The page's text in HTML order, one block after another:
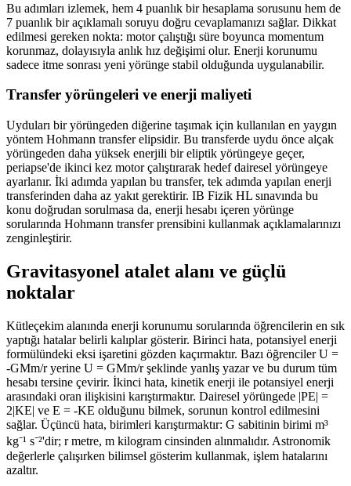
Bu adımları izlemek, hem 4 puanlık bir hesaplama sorusunu hem de
7 puanlık bir açıklamalı soruyu doğru cevaplamanızı sağlar. Dikkat
edilmesi gereken nokta: motor çalıştığı süre boyunca momentum
korunmaz, dolayısıyla anlık hız değişimi olur. Enerji korunumu
sadece itme sonrası yeni yörünge stabil olduğunda uygulanabilir.
Transfer yörüngeleri ve enerji maliyeti
Uyduları bir yörüngeden diğerine taşımak için kullanılan en yaygın
yöntem Hohmann transfer elipsidir. Bu transferde uydu önce alçak
yörüngeden daha yüksek enerjili bir eliptik yörüngeye geçer,
periapse'de ikinci kez motor çalıştırarak hedef dairesel yörüngeye
ayarlanır. İki adımda yapılan bu transfer, tek adımda yapılan enerji
transferinden daha az yakıt gerektirir. IB Fizik HL sınavında bu
konu doğrudan sorulmasa da, enerji hesabı içeren yörünge
sorularında Hohmann transfer prensibini kullanmak açıklamalarınızı
zenginleştirir.
Gravitasyonel atalet alanı ve güçlü
noktalar
Kütleçekim alanında enerji korunumu sorularında öğrencilerin en sık
yaptığı hatalar belirli kalıplar gösterir. Birinci hata, potansiyel enerji
formülündeki eksi işaretini gözden kaçırmaktır. Bazı öğrenciler U =
-GMm/r yerine U = GMm/r şeklinde yanlış yazar ve bu durum tüm
hesabı tersine çevirir. İkinci hata, kinetik enerji ile potansiyel enerji
arasındaki oran ilişkisini karıştırmaktır. Dairesel yörüngede |PE| =
2|KE| ve E = -KE olduğunu bilmek, sorunun kontrol edilmesini
sağlar. Üçüncü hata, birimleri karıştırmaktır: G sabitinin birimi m³
kg⁻¹ s⁻²'dir; r metre, m kilogram cinsinden alınmalıdır. Astronomik
değerlerle çalışırken bilimsel gösterim kullanmak, işlem hatalarını
azaltır.